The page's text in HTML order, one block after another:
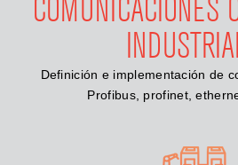
COMUNICACIONES
Definición e implementación de
Profibus, profinet,